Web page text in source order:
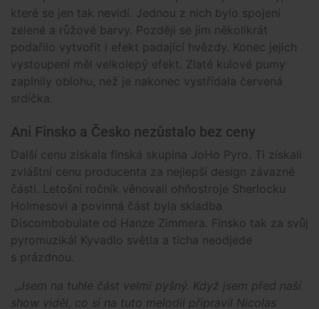
které se jen tak nevidí. Jednou z nich bylo spojení
zelené a růžové barvy. Později se jim několikrát
podařilo vytvořit i efekt padající hvězdy. Konec jejich
vystoupení měl velkolepý efekt. Zlaté kulové pumy
zaplnily oblohu, než je nakonec vystřídala červená
srdíčka.
Ani Finsko a Česko nezůstalo bez ceny
Další cenu získala finská skupina JoHo Pyro. Ti získali
zvláštní cenu producenta za nejlepší design závazné
části. Letošní ročník věnovali ohňostroje Sherlocku
Holmesovi a povinná část byla skladba
Discombobulate od Hanze Zimmera. Finsko tak za svůj
pyromuzikál Kyvadlo světla a ticha neodjede
s prázdnou.
Jsem na tuhle část velmi pyšný. Když jsem před naší
show viděl, co si na tuto melodii připravil Nicolas